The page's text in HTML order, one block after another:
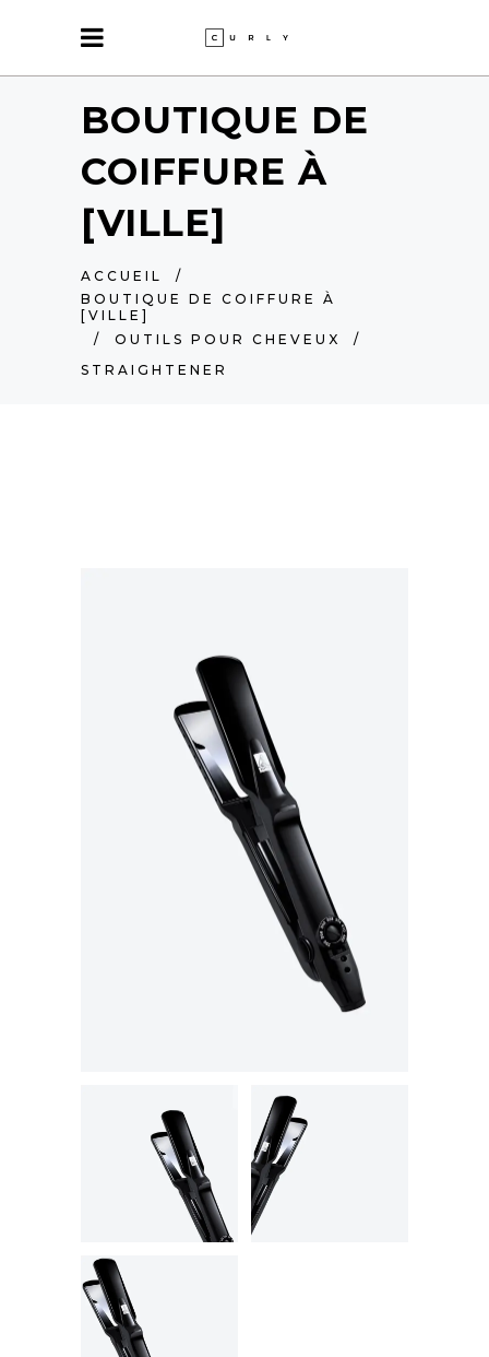
BOUTIQUE DE
COIFFURE À
[VILLE]
ACCUEIL
/
BOUTIQUE DE COIFFURE À
[VILLE]
/ OUTILS POUR CHEVEUX
/
STRAIGHTENER